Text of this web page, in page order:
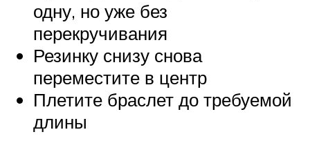
одну, но уже без
перекручивания
Резинку снизу снова
переместите в центр
Плетите браслет до требуемой
длины